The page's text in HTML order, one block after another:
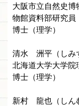
大阪市立自然史
物館資料部研究員
博士（理学）
清水 洲平（しみ
北海道大学大学院
博士（理学）
新村 龍也（しん